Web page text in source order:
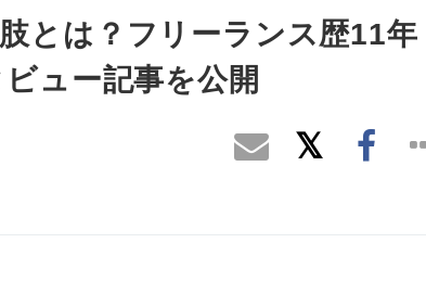
とは？フリーランス歴11年
ュー記事を公開